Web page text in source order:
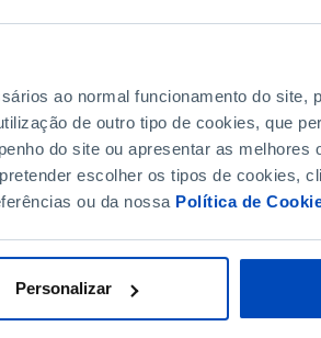
ao normal funcionamento do site,
de outro tipo de cookies, que
do site ou apresentar as melhores
escolher os tipos de cookies,
ou da nossa Política de
Personalizar